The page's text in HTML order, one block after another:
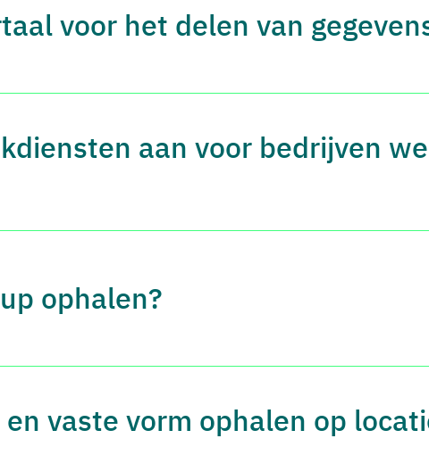
voor het delen van
aan voor bedrijven
ophalen?
vaste vorm ophalen op